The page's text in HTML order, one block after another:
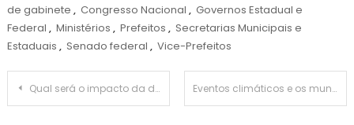
de gabinete , Congresso Nacional , Governos Estadual e
Federal , Ministérios , Prefeitos , Secretarias Municipais e
Estaduais , Senado federal , Vice-Prefeitos
Navegação
Qual será o impacto da determinação do Plano Nacional Digital? Eventos climáticos e os municípios